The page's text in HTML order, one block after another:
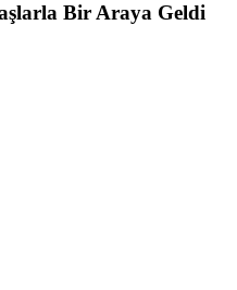
Bir Araya Geldi